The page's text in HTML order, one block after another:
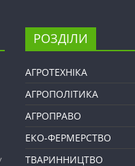
РОЗДІЛИ
АГРОТЕХНІКА
АГРОПОЛІТИКА
АГРОПРАВО
ЕКО-ФЕРМЕРСТВО
ТВАРИННИЦТВО